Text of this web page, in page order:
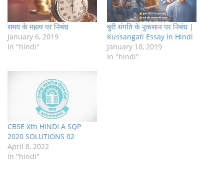
समय के महत्व पर निबंध
January 6, 2019
In "hindi"
बुरी संगति के नुकसान पर निबंध |
Kussangati Essay in Hindi
January 10, 2019
In "hindi"
CBSE Xth HINDI A SQP
2020 SOLUTIONS 02
April 8, 2022
In "hindi"